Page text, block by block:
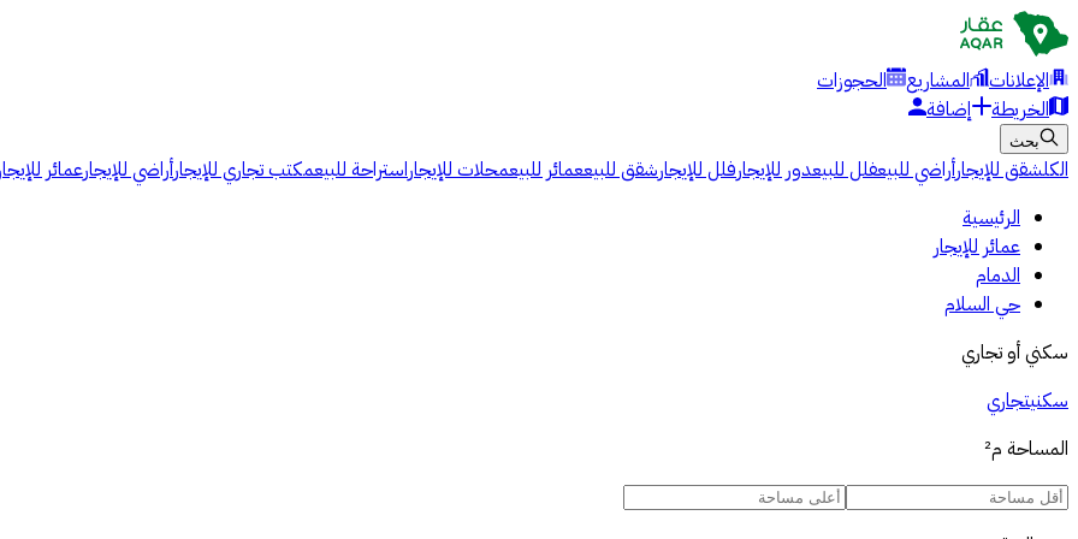
الإعلانات المشاريع
الحجوزات
الخريطة
إضافة
بحث
الكلشقق للإيجارأراضي للبيعفلل للبيعدور للإيجارفلل للإيجارشقق للبيععمائر للبيعمحلات للإيجاراستراحة للبيعمكتب تجاري للإيجارأراضي للإيجارعمائر للإيجار
الرئيسية
عمائر للإيجار
الدمام
حي السلام
سكني أو تجاري
سكنيتجاري
المساحة م²